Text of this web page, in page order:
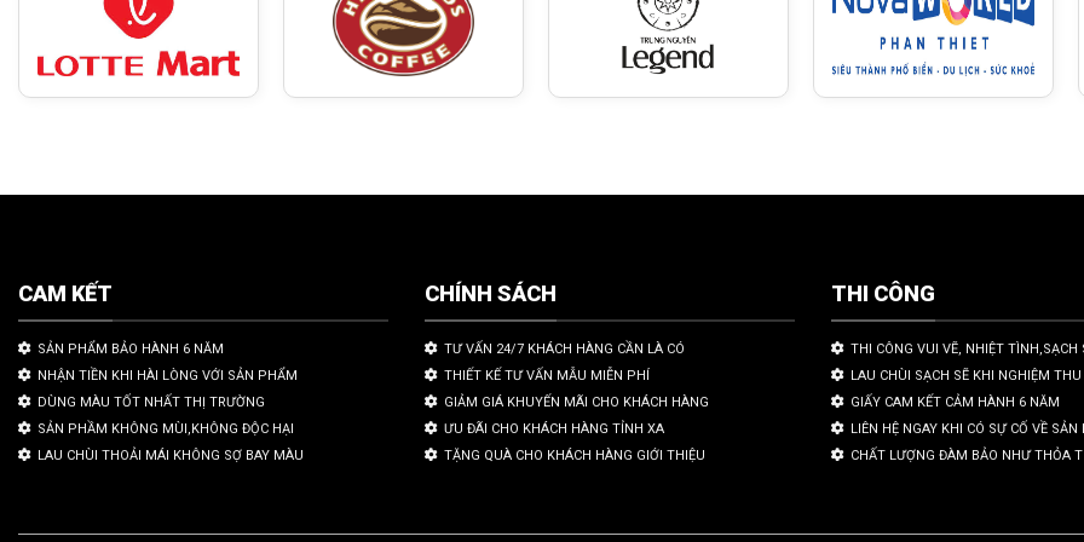
CAM KẾT
SẢN PHẨM BẢO HÀNH 6 NĂM
NHẬN TIỀN KHI HÀI LÒNG VỚI SẢN PHẨM
DÙNG MÀU TỐT NHẤT THỊ TRƯỜNG
SẢN PHẦM KHÔNG MÙI,KHÔNG ĐỘC HẠI
LAU CHÙI THOẢI MÁI KHÔNG SỢ BAY MÀU
CHÍNH SÁCH
TƯ VẤN 24/7 KHÁCH HÀNG CẦN LÀ CÓ
THIẾT KẾ TƯ VẤN MẪU MIỄN PHÍ
GIẢM GIÁ KHUYẾN MÃI CHO KHÁCH HÀNG
ƯU ĐÃI CHO KHÁCH HÀNG TỈNH XA
TẶNG QUÀ CHO KHÁCH HÀNG GIỚI THIỆU
THI CÔNG
THI CÔNG VUI VẼ, NHIỆT TÌNH,SẠCH
LAU CHÙI SẠCH SẼ KHI NGHIỆM THU
GIẤY CAM KẾT CẢM HÀNH 6 NĂM
LIÊN HỆ NGAY KHI CÓ SỰ CỐ VỀ
CHẤT LƯỢNG ĐÀM BẢO NHƯ THỎA